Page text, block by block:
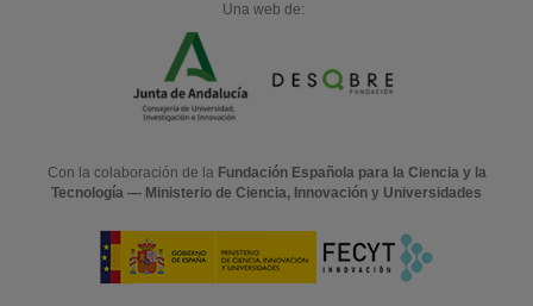
Una web de:
Con la colaboración de la Fundación Española para la Ciencia y la
Tecnología — Ministerio de Ciencia, Innovación y Universidades